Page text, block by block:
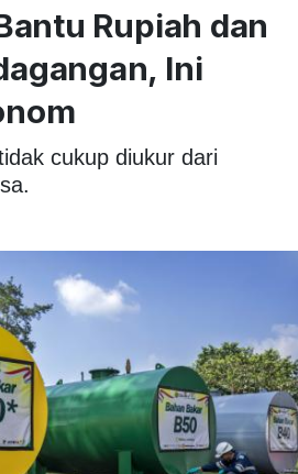
Rupiah dan
Ini
cukup diukur dari